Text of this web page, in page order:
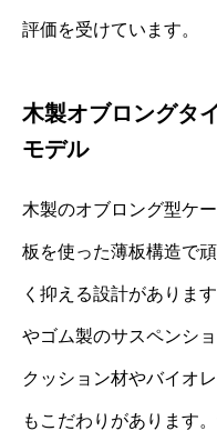
評価を受けています。
木製オブロングタ
モデル
木製のオブロング型ケ
板を使った薄板構造で
く抑える設計がありま
やゴム製のサスペンシ
クッション材やバイオ
もこだわりがあります